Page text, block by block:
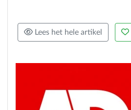
Lees het hele artikel